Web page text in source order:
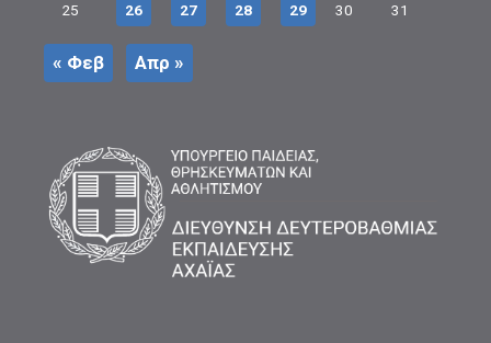
25 26 27 28 29 30 31
« Φεβ Απρ »